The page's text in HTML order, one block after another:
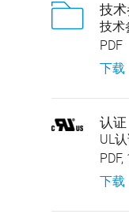
技
技术
PDF
下载
认证
UL
下载